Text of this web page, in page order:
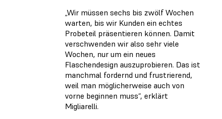
„Wir müssen sechs bis zwölf Wochen
warten, bis wir Kunden ein echtes
Probeteil präsentieren können. Damit
verschwenden wir also sehr viele
Wochen, nur um ein neues
Flaschendesign auszuprobieren. Das ist
manchmal fordernd und frustrierend,
weil man möglicherweise auch von
vorne beginnen muss“, erklärt
Migliarelli.